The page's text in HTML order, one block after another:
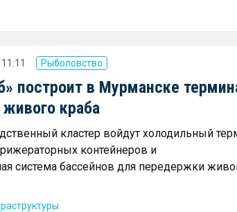
Рыболовство
построит в Мурманске
краба
кластер войдут холодильный
контейнеров и
система бассейнов для передержки